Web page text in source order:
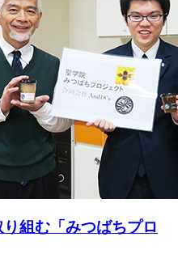
組む「みつばちプロ